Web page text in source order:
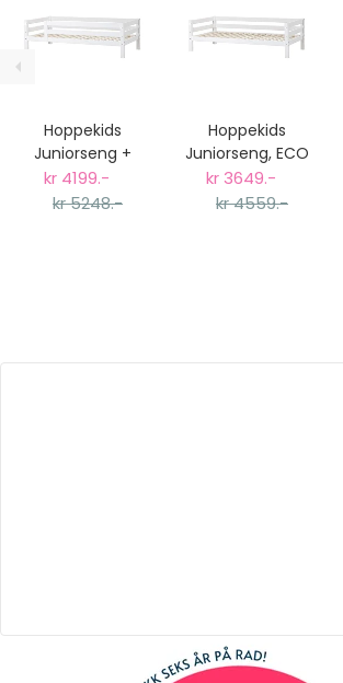
Hoppekids
Juniorseng +
Sengehest, ECO
Luxury,
kr 4199.-
kr 5248.-
Hoppekids
Juniorseng, ECO
Luxury,
90x200cm
kr 3649.-
kr 4559.-